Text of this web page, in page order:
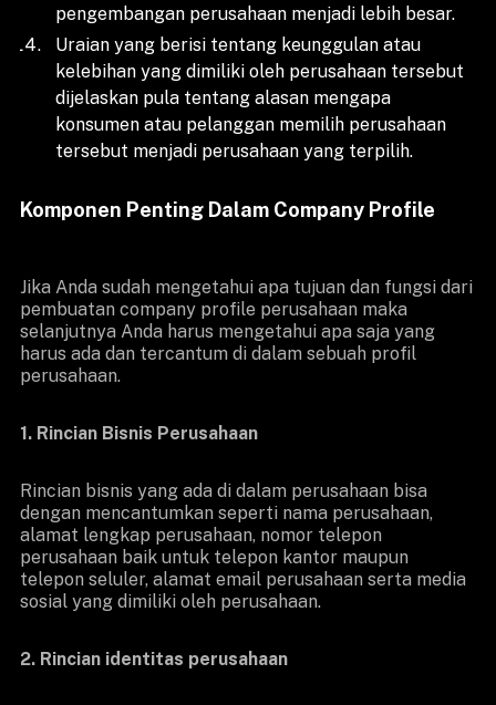
pengembangan perusahaan menjadi lebih besar.
Uraian yang berisi tentang keunggulan atau
kelebihan yang dimiliki oleh perusahaan tersebut
dijelaskan pula tentang alasan mengapa
konsumen atau pelanggan memilih perusahaan
tersebut menjadi perusahaan yang terpilih.
Komponen Penting Dalam Company Profile
Jika Anda sudah mengetahui apa tujuan dan fungsi dari
pembuatan company profile perusahaan maka
selanjutnya Anda harus mengetahui apa saja yang
harus ada dan tercantum di dalam sebuah profil
perusahaan.
1. Rincian Bisnis Perusahaan
Rincian bisnis yang ada di dalam perusahaan bisa
dengan mencantumkan seperti nama perusahaan,
alamat lengkap perusahaan, nomor telepon
perusahaan baik untuk telepon kantor maupun
telepon seluler, alamat email perusahaan serta media
sosial yang dimiliki oleh perusahaan.
2. Rincian identitas perusahaan